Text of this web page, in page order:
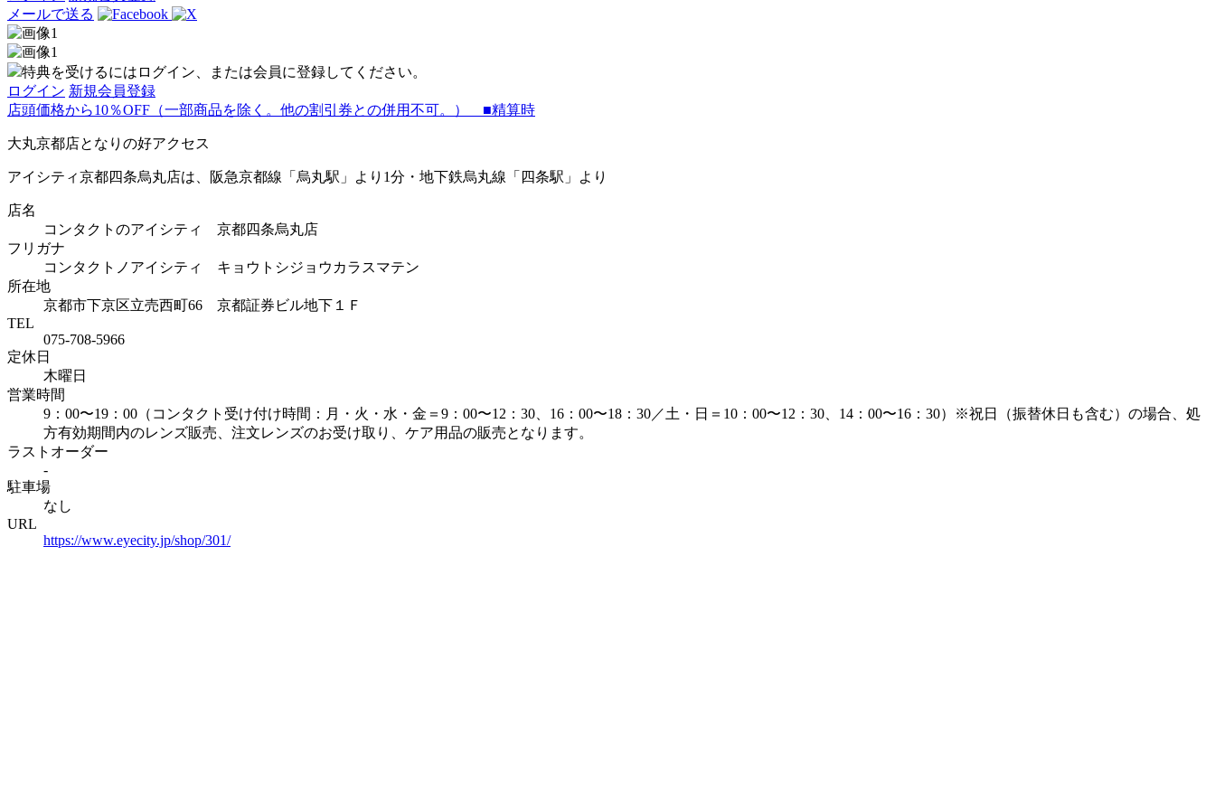
メールで送る
特典を受けるにはログイン、または会員に登録してください。
ログイン 新規会員登録
店頭価格から10％OFF（一部商品を除く。他の割引券との併用不可。） ■精算時
大丸京都店となりの好アクセス
アイシティ京都四条烏丸店は、阪急京都線「烏丸駅」より1分・地下鉄烏丸線「四条駅」より
店名
コンタクトのアイシティ 京都四条烏丸店
フリガナ
コンタクトノアイシティ キョウトシジョウカラスマテン
所在地
京都市下京区立売西町66 京都証券ビル地下１Ｆ
TEL
075-708-5966
定休日
木曜日
営業時間
9：00〜19：00（コンタクト受け付け時間：月・火・水・金＝9：00〜12：30、16：00〜18：30／土・日＝10：00〜12：30、14：00〜16：30）※祝日（振替休日も含む）の場合、処
方有効期間内のレンズ販売、注文レンズのお受け取り、ケア用品の販売となります。
ラストオーダー
-
駐車場
なし
URL
https://www.eyecity.jp/shop/301/